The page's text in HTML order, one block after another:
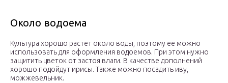
Около водоема
Культура хорошо растет около воды, поэтому ее можно
использовать для оформления водоемов. При этом нужно
защитить цветок от застоя влаги. В качестве дополнений
хорошо подойдут ирисы. Также можно посадить иву,
можжевельник.